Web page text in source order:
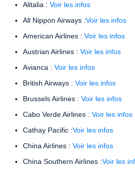
Alitalia : Voir les infos
All Nippon Airways :Voir les infos
American Airlines : Voir les infos
Austrian Airlines : Voir les infos
Avianca : Voir les infos
British Airways : Voir les infos
Brussels Airlines : Voir les infos
Cabo Verde Airlines : Voir les infos
Cathay Pacific :Voir les infos
China Airlines : Voir les infos
China Southern Airlines :Voir les